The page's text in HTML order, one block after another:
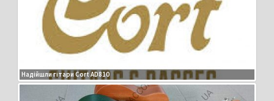
Надійшли гітари Cort AD810